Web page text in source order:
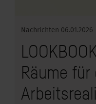
Nachrichten 06.01.2026
Räume